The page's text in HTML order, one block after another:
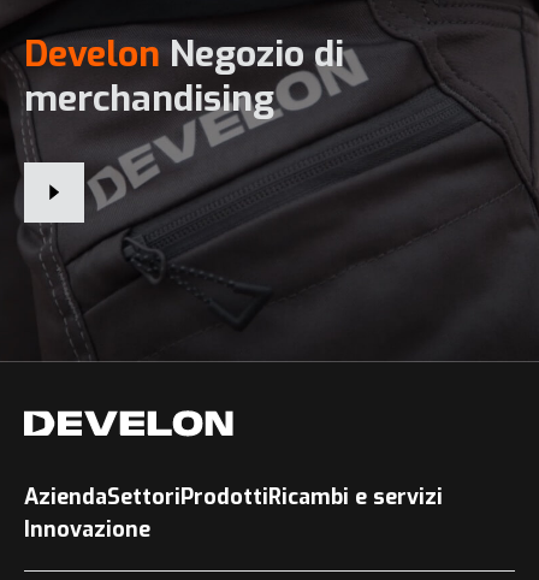
Develon Negozio di
merchandising
AziendaSettoriProdottiRicambi e servizi
Innovazione